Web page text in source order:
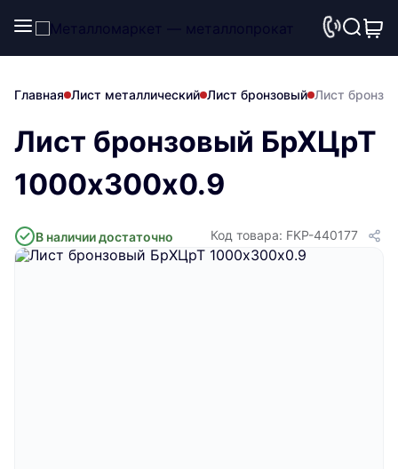
Главная Лист металлический Лист бронзовый Лист
Лист бронзовый БрХЦрТ
1000х300х0.9
В наличии достаточно Код товара: FKP-440177